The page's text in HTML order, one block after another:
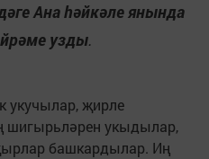
Ана һәйкәле янында
узды.
укучылар, җирле
шигырьләрен укыдылар,
башкардылар. Иң